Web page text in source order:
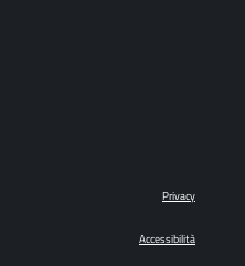
Privacy
Accessibilità